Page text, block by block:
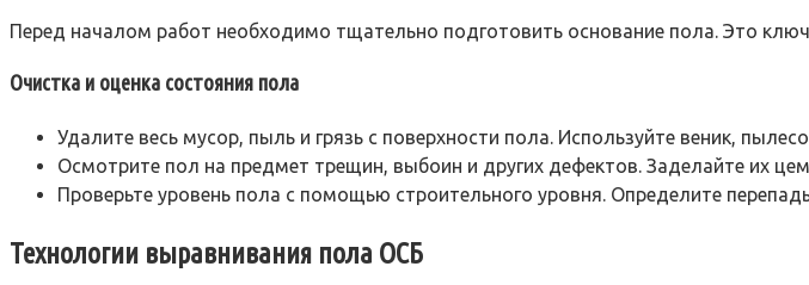
Перед началом работ необходимо тщательно подготовить основание пола. Это
Очистка и оценка состояния пола
Удалите весь мусор, пыль и грязь с поверхности пола. Используйте веник,
Осмотрите пол на предмет трещин, выбоин и других дефектов. Заделайте их
Проверьте уровень пола с помощью строительного уровня. Определите
Технологии выравнивания пола ОСБ